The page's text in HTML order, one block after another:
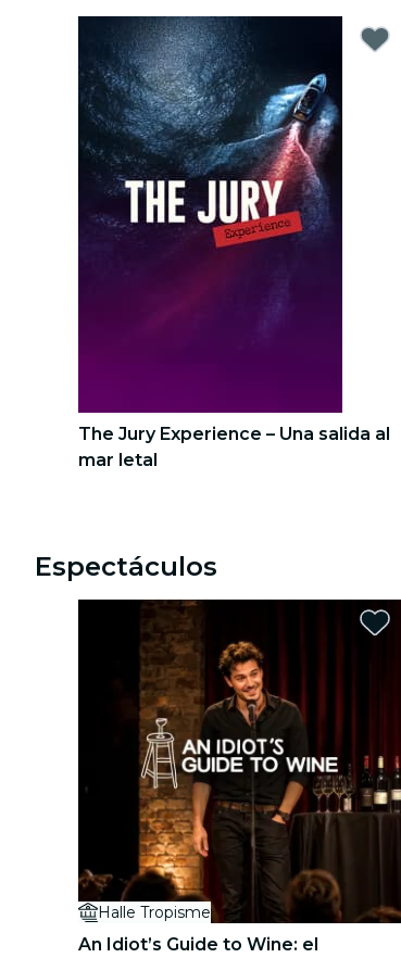
Londres
experiencias y ciudades
São Paulo
exposiciones
Seúl
The Jury Experience – Una salida al
mar letal
Espectáculos
Halle Tropisme
An Idiot’s Guide to Wine: el